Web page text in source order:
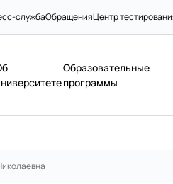
службаОбращенияЦентр
Образовательные
программы